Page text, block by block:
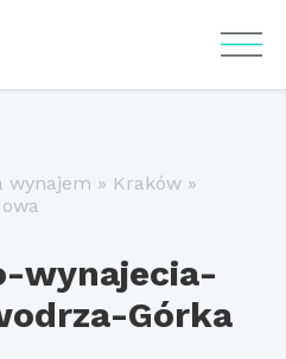
wynajem » Kraków »
wynajecia-
Górka